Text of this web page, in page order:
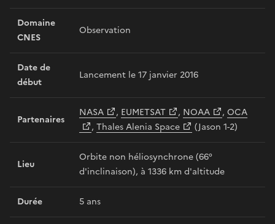
Domaine
CNES
Observation
Date de
début
Lancement le 17 janvier 2016
Partenaires
NASA , EUMETSAT , NOAA , OCA
, Thales Alenia Space (Jason 1-2)
Lieu
Orbite non héliosynchrone (66°
d'inclinaison), à 1336 km d'altitude
Durée 5 ans